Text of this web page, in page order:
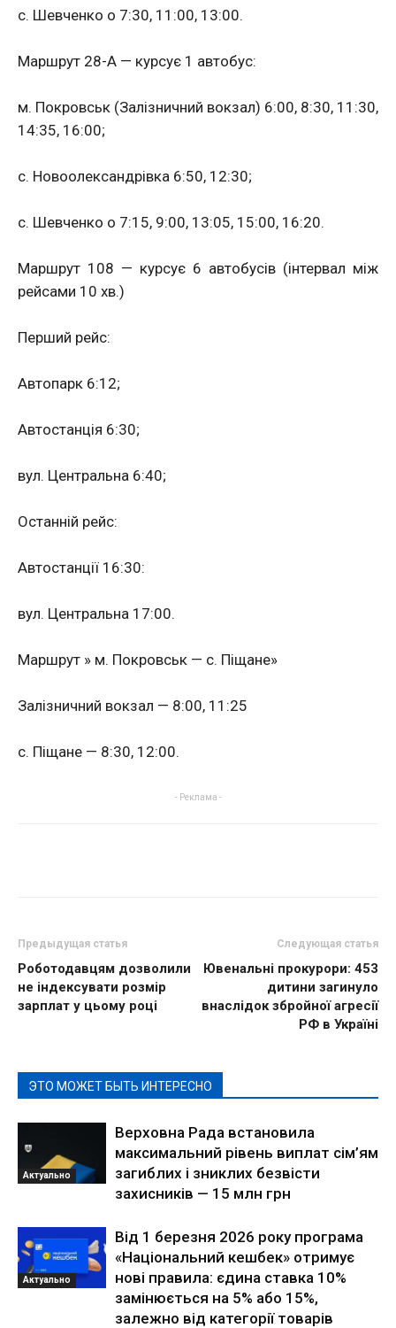
с. Шевченко о 7:30, 11:00, 13:00.
Маршрут 28-А — курсує 1 автобус:
м. Покровськ (Залізничний вокзал) 6:00, 8:30, 11:30,
14:35, 16:00;
с. Новоолександрівка 6:50, 12:30;
с. Шевченко о 7:15, 9:00, 13:05, 15:00, 16:20.
Маршрут 108 — курсує 6 автобусів (інтервал між
рейсами 10 хв.)
Перший рейс:
Автопарк 6:12;
Автостанція 6:30;
вул. Центральна 6:40;
Останній рейс:
Автостанції 16:30:
вул. Центральна 17:00.
Маршрут » м. Покровськ — с. Піщане»
Залізничний вокзал — 8:00, 11:25
с. Піщане — 8:30, 12:00.
- Реклама -
Предыдущая статья
Роботодавцям дозволили
не індексувати розмір
зарплат у цьому році
Следующая статья
Ювенальні прокурори: 453
дитини загинуло
внаслідок збройної агресії
РФ в Україні
ЭТО МОЖЕТ БЫТЬ ИНТЕРЕСНО
Актуально
Верховна Рада встановила
максимальний рівень виплат сім’ям
загиблих і зниклих безвісти
захисників — 15 млн грн
Актуально
Від 1 березня 2026 року програма
«Національний кешбек» отримує
нові правила: єдина ставка 10%
замінюється на 5% або 15%,
залежно від категорії товарів